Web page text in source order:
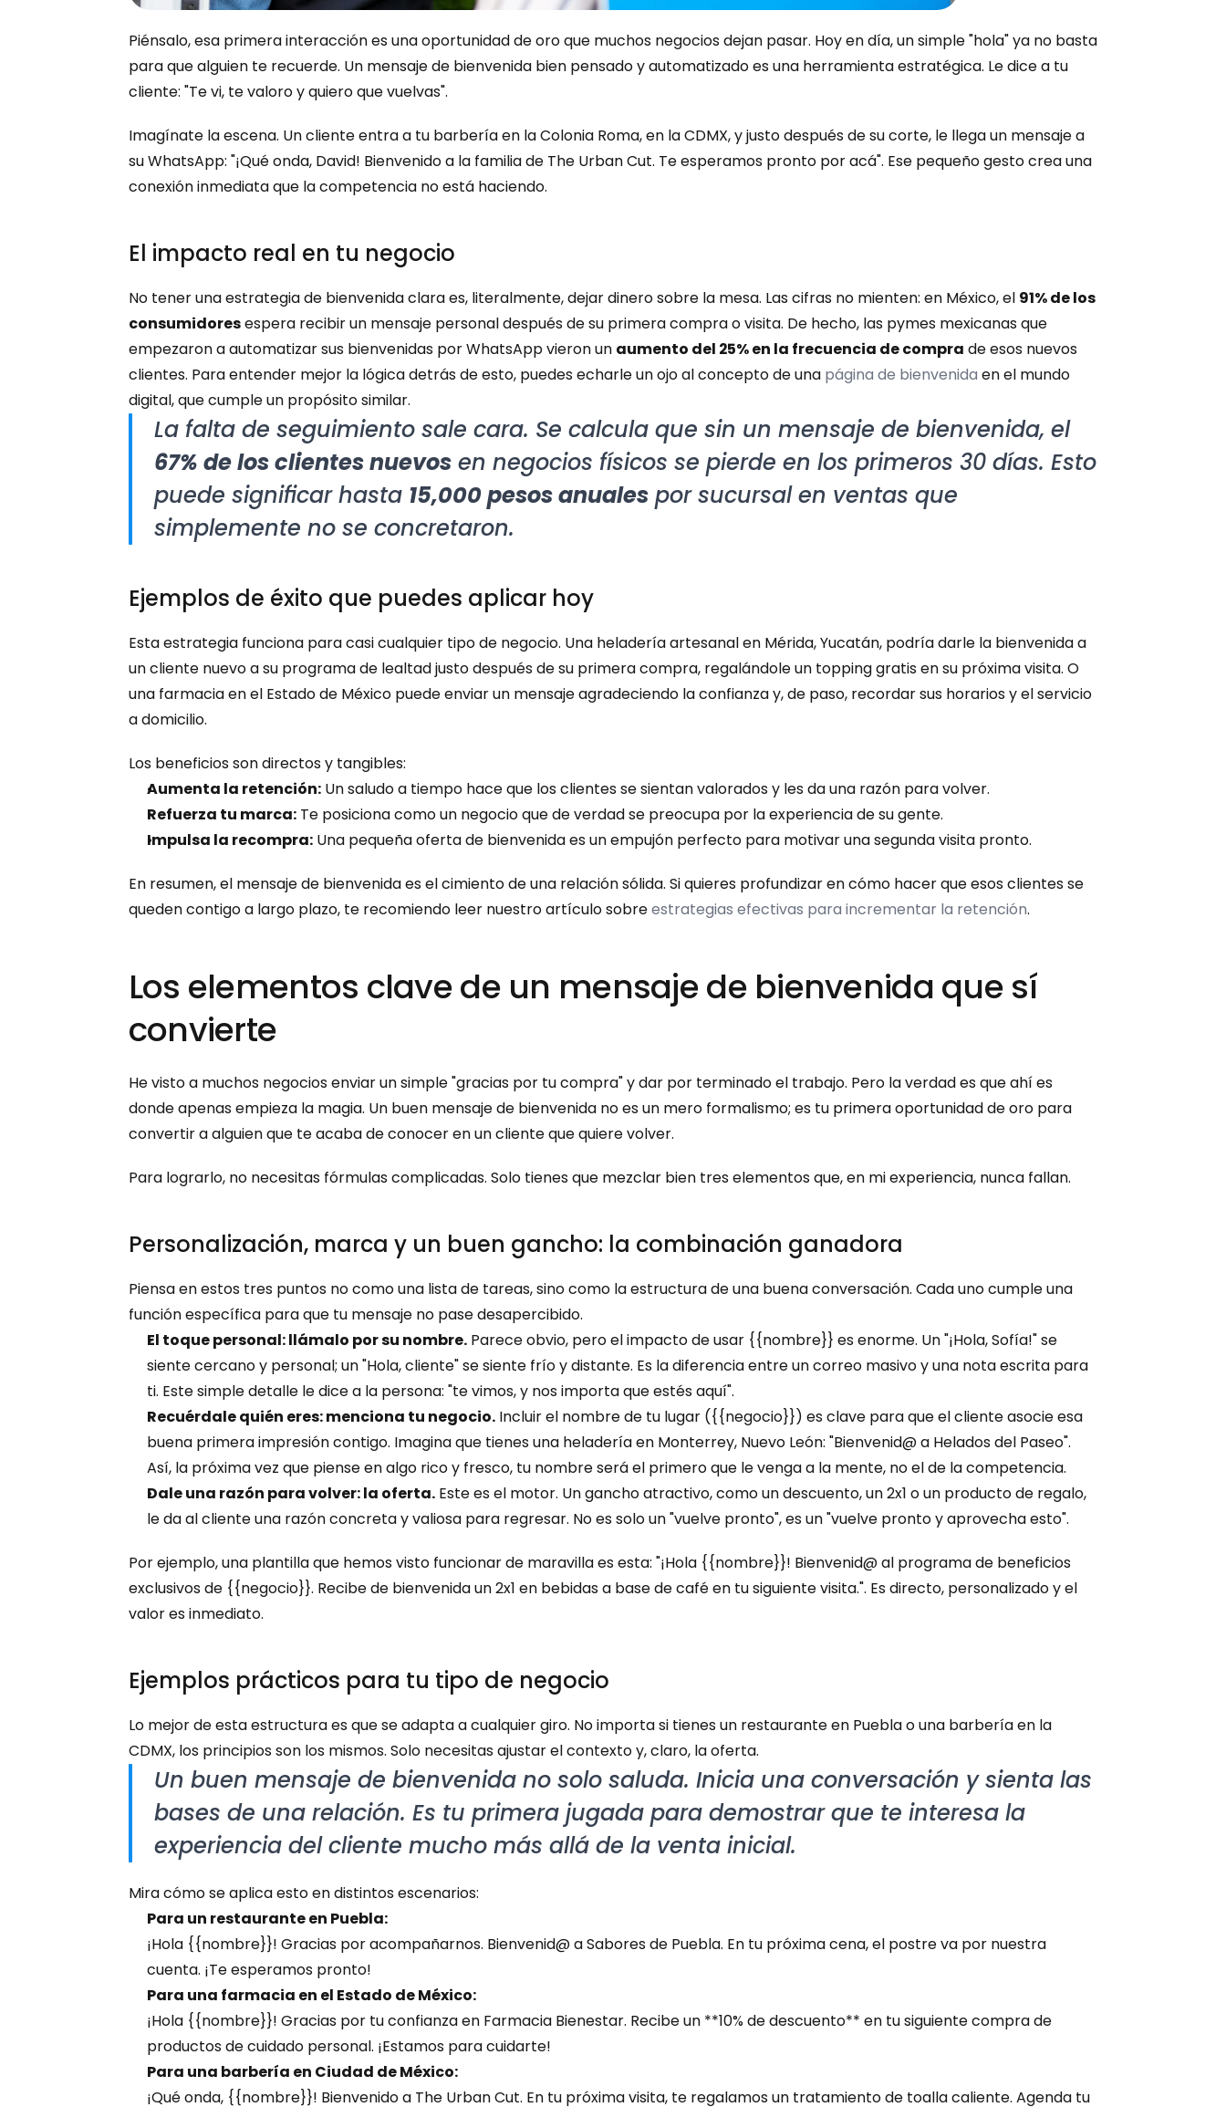
Piénsalo, esa primera interacción es una oportunidad de oro que muchos negocios dejan pasar. Hoy en día, un simple "hola" ya no basta
para que alguien te recuerde. Un mensaje de bienvenida bien pensado y automatizado es una herramienta estratégica. Le dice a tu
cliente: "Te vi, te valoro y quiero que vuelvas".
Imagínate la escena. Un cliente entra a tu barbería en la Colonia Roma, en la CDMX, y justo después de su corte, le llega un mensaje a
su WhatsApp: "¡Qué onda, David! Bienvenido a la familia de The Urban Cut. Te esperamos pronto por acá". Ese pequeño gesto crea una
conexión inmediata que la competencia no está haciendo.
El impacto real en tu negocio
No tener una estrategia de bienvenida clara es, literalmente, dejar dinero sobre la mesa. Las cifras no mienten: en México, el 91% de los
consumidores espera recibir un mensaje personal después de su primera compra o visita. De hecho, las pymes mexicanas que
empezaron a automatizar sus bienvenidas por WhatsApp vieron un aumento del 25% en la frecuencia de compra de esos nuevos
clientes. Para entender mejor la lógica detrás de esto, puedes echarle un ojo al concepto de una página de bienvenida en el mundo
digital, que cumple un propósito similar.
La falta de seguimiento sale cara. Se calcula que sin un mensaje de bienvenida, el
67% de los clientes nuevos en negocios físicos se pierde en los primeros 30 días. Esto
puede significar hasta 15,000 pesos anuales por sucursal en ventas que
simplemente no se concretaron.
Ejemplos de éxito que puedes aplicar hoy
Esta estrategia funciona para casi cualquier tipo de negocio. Una heladería artesanal en Mérida, Yucatán, podría darle la bienvenida a
un cliente nuevo a su programa de lealtad justo después de su primera compra, regalándole un topping gratis en su próxima visita. O
una farmacia en el Estado de México puede enviar un mensaje agradeciendo la confianza y, de paso, recordar sus horarios y el servicio
a domicilio.
Los beneficios son directos y tangibles:
Aumenta la retención: Un saludo a tiempo hace que los clientes se sientan valorados y les da una razón para volver.
Refuerza tu marca: Te posiciona como un negocio que de verdad se preocupa por la experiencia de su gente.
Impulsa la recompra: Una pequeña oferta de bienvenida es un empujón perfecto para motivar una segunda visita pronto.
En resumen, el mensaje de bienvenida es el cimiento de una relación sólida. Si quieres profundizar en cómo hacer que esos clientes se
queden contigo a largo plazo, te recomiendo leer nuestro artículo sobre estrategias efectivas para incrementar la retención.
Los elementos clave de un mensaje de bienvenida que sí
convierte
He visto a muchos negocios enviar un simple "gracias por tu compra" y dar por terminado el trabajo. Pero la verdad es que ahí es
donde apenas empieza la magia. Un buen mensaje de bienvenida no es un mero formalismo; es tu primera oportunidad de oro para
convertir a alguien que te acaba de conocer en un cliente que quiere volver.
Para lograrlo, no necesitas fórmulas complicadas. Solo tienes que mezclar bien tres elementos que, en mi experiencia, nunca fallan.
Personalización, marca y un buen gancho: la combinación ganadora
Piensa en estos tres puntos no como una lista de tareas, sino como la estructura de una buena conversación. Cada uno cumple una
función específica para que tu mensaje no pase desapercibido.
El toque personal: llámalo por su nombre. Parece obvio, pero el impacto de usar {{nombre}} es enorme. Un "¡Hola, Sofía!" se
siente cercano y personal; un "Hola, cliente" se siente frío y distante. Es la diferencia entre un correo masivo y una nota escrita para
ti. Este simple detalle le dice a la persona: "te vimos, y nos importa que estés aquí".
Recuérdale quién eres: menciona tu negocio. Incluir el nombre de tu lugar ({{negocio}}) es clave para que el cliente asocie esa
buena primera impresión contigo. Imagina que tienes una heladería en Monterrey, Nuevo León: "Bienvenid@ a Helados del Paseo".
Así, la próxima vez que piense en algo rico y fresco, tu nombre será el primero que le venga a la mente, no el de la competencia.
Dale una razón para volver: la oferta. Este es el motor. Un gancho atractivo, como un descuento, un 2x1 o un producto de regalo,
le da al cliente una razón concreta y valiosa para regresar. No es solo un "vuelve pronto", es un "vuelve pronto y aprovecha esto".
Por ejemplo, una plantilla que hemos visto funcionar de maravilla es esta: "¡Hola {{nombre}}! Bienvenid@ al programa de beneficios
exclusivos de {{negocio}}. Recibe de bienvenida un 2x1 en bebidas a base de café en tu siguiente visita.". Es directo, personalizado y el
valor es inmediato.
Ejemplos prácticos para tu tipo de negocio
Lo mejor de esta estructura es que se adapta a cualquier giro. No importa si tienes un restaurante en Puebla o una barbería en la
CDMX, los principios son los mismos. Solo necesitas ajustar el contexto y, claro, la oferta.
Un buen mensaje de bienvenida no solo saluda. Inicia una conversación y sienta las
bases de una relación. Es tu primera jugada para demostrar que te interesa la
experiencia del cliente mucho más allá de la venta inicial.
Mira cómo se aplica esto en distintos escenarios:
Para un restaurante en Puebla:
¡Hola {{nombre}}! Gracias por acompañarnos. Bienvenid@ a Sabores de Puebla. En tu próxima cena, el postre va por nuestra
cuenta. ¡Te esperamos pronto!
Para una farmacia en el Estado de México:
¡Hola {{nombre}}! Gracias por tu confianza en Farmacia Bienestar. Recibe un **10% de descuento** en tu siguiente compra de
productos de cuidado personal. ¡Estamos para cuidarte!
Para una barbería en Ciudad de México:
¡Qué onda, {{nombre}}! Bienvenido a The Urban Cut. En tu próxima visita, te regalamos un tratamiento de toalla caliente. Agenda tu